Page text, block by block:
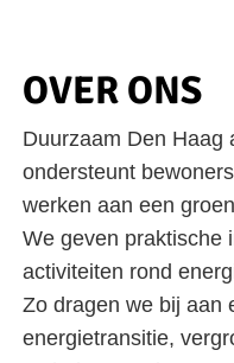
OVER ONS
Duurzaam Den Haag
ondersteunt
werken aan een
We geven praktische
activiteiten rond
Zo dragen we bij aan
energietransitie,